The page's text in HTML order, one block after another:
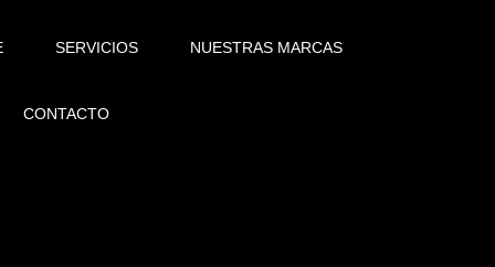
SERVICIOS NUESTRAS MARCAS
CONTACTO